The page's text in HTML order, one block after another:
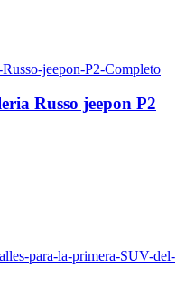
Russo jeepon P2